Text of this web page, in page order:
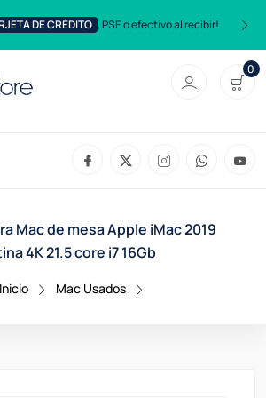
DE CRÉDITO , PSE o efectivo al recibir!
0
Mac de mesa Apple iMac 2019
4K 21.5 core i7 16Gb
Inicio Mac Usados